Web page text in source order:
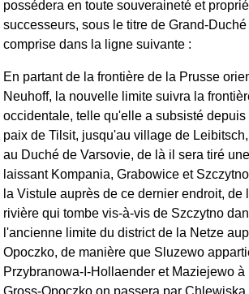
possédera en toute souveraineté et
successeurs, sous le titre de Grand-
comprise dans la ligne suivante :
En partant de la frontière de la Prusse
Neuhoff, la nouvelle limite suivra la
occidentale, telle qu'elle a subsisté
paix de Tilsit, jusqu'au village de
au Duché de Varsovie, de là il sera tiré
laissant Kompania, Grabowice et
la Vistule auprès de ce dernier endroit, de
rivière qui tombe vis-à-vis de Szczytno
l'ancienne limite du district de la Netze
Opoczko, de manière que Sluzewo
Przybranowa-I-Hollaender et Maziejewo à
Gross-Opoczko on passera par